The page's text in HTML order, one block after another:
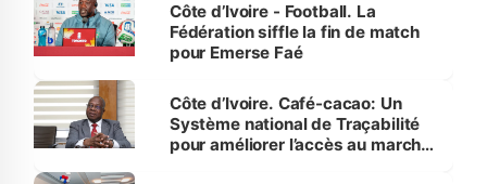
Côte d’Ivoire - Football. La
Fédération siffle la fin de match
pour Emerse Faé
Côte d’Ivoire. Café-cacao: Un
Système national de Traçabilité
pour améliorer l’accès au marché